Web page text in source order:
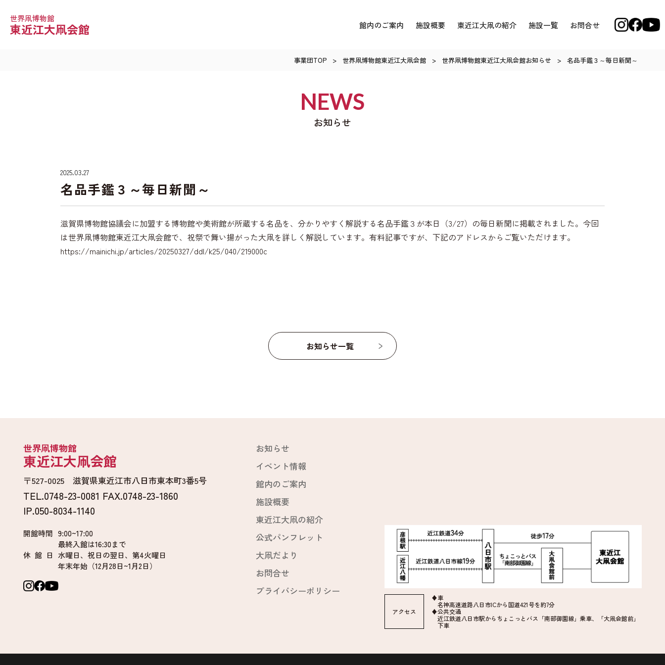
世界凧博物館
東近江大凧会館 館内のご案内 施設概要 東近江大凧の紹介 施設一覧 お問合せ
事業団TOP > 世界凧博物館東近江大凧会館 > 世界凧博物館東近江大凧会館お知らせ > 名品手鑑３～毎日新聞～
NEWS
お知らせ
2025.03.27
名品手鑑３～毎日新聞～
滋賀県博物館協議会に加盟する博物館や美術館が所蔵する名品を、分かりやすく解説する名品手鑑３が本日（3/27）の毎日新聞に掲載されました。今回
は世界凧博物館東近江大凧会館で、祝祭で舞い揚がった大凧を詳しく解説しています。有料記事ですが、下記のアドレスからご覧いただけます。
https://mainichi.jp/articles/20250327/ddl/k25/040/219000c
お知らせ一覧
世界凧博物館
東近江大凧会館
〒527-0025 滋賀県東近江市八日市東本町3番5号
TEL.0748-23-0081 FAX.0748-23-1860
IP.050-8034-1140
開館時間 9:00~17:00
最終入館は16:30まで
休 館 日 水曜日、祝日の翌日、第4火曜日
年末年始（12月28日~1月2日）
お知らせ
イベント情報
館内のご案内
施設概要
東近江大凧の紹介
公式パンフレット
大凧だより
お問合せ
プライバシーポリシー
アクセス
♦車
名神高速道路八日市ICから国道421号を約7分
♦公共交通
近江鉄道八日市駅からちょこっとバス「南部御園線」乗車、「大凧会館前」
下車